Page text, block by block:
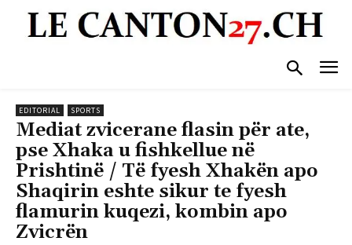
EDITORIAL SPORTS
Mediat zvicerane flasin për ate,
pse Xhaka u fishkellue në
Prishtinë / Të fyesh Xhakën apo
Shaqirin eshte sikur te fyesh
flamurin kuqezi, kombin apo
Zvicrën